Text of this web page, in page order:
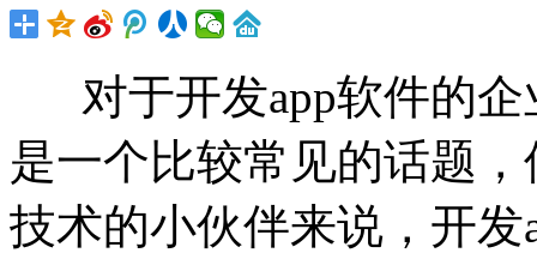
对于开发app软件的企
是一个比较常见的话题
技术的小伙伴来说，开